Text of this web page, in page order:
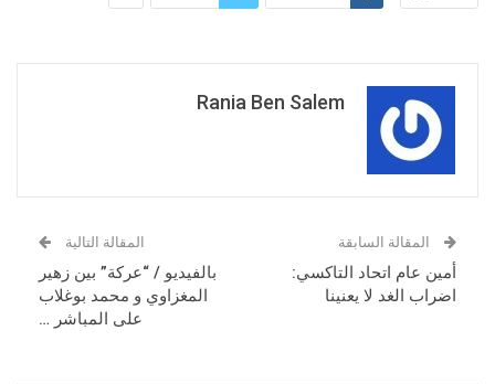
Rania Ben Salem
المقالة السابقة
أمين عام اتحاد التاكسي:
اضراب الغد لا يعنينا
المقالة التالية
بالفيديو / “عركة” بين زهير
المغزاوي و محمد بوغلاب
على المباشر …